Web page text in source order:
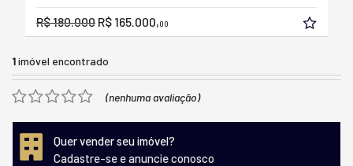
R$ 180.000 R$ 165.000,00
1imóvel encontrado
(nenhuma avaliação)
Quer vender seu imóvel?
Cadastre-se e anuncie conosco